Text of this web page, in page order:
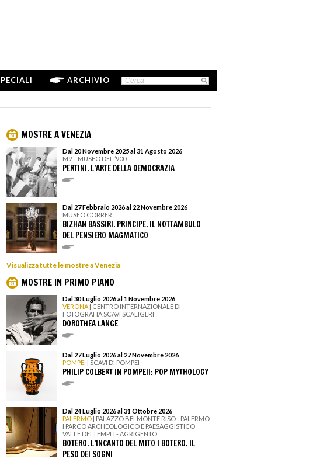
ARCHIVIO
MOSTRE A VENEZIA
Dal 20 Novembre 2025 al 31 Agosto 2026
M9 – MUSEO DEL ’900
PERTINI. L’ARTE DELLA DEMOCRAZIA
Dal 27 Febbraio 2026 al 22 Novembre 2026
MUSEO CORRER
BIZHAN BASSIRI. PRINCIPE. IL NOTTAMBULO
DEL PENSIERO MAGMATICO
Visualizza tutte le mostre a Venezia
MOSTRE IN PRIMO PIANO
Dal 30 Luglio 2026 al 1 Novembre 2026
VERONA | CENTRO INTERNAZIONALE DI
FOTOGRAFIA SCAVI SCALIGERI
DOROTHEA LANGE
Dal 27 Luglio 2026 al 27 Novembre 2026
POMPEI | SCAVI DI POMPEI
PHILIP COLBERT IN POMPEII: POP MYTHOLOGY
Dal 24 Luglio 2026 al 31 Ottobre 2026
PALERMO | PALAZZO BELMONTE RISO - PALERMO
I PARCO ARCHEOLOGICO E PAESAGGISTICO
VALLE DEI TEMPLI - AGRIGENTO
BOTERO. L’INCANTO DEL MITO I BOTERO. IL
PESO DEI SOGNI